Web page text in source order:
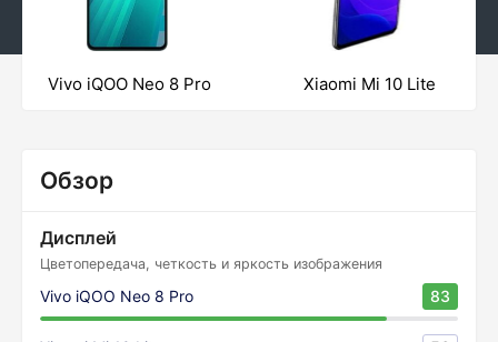
Vivo iQOO Neo 8 Pro Xiaomi Mi 10 Lite
Обзор
Дисплей
Цветопередача, четкость и яркость изображения
Vivo iQOO Neo 8 Pro 83